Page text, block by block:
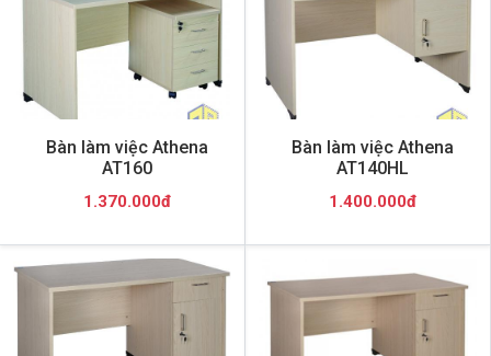
Bàn làm việc Athena
AT160
1.370.000đ
Bàn làm việc Athena
AT140HL
1.400.000đ